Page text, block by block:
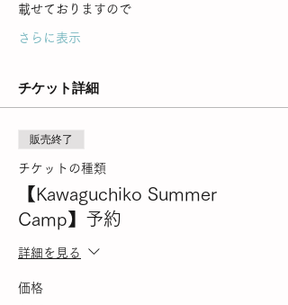
載せておりますので
さらに表示
チケット詳細
販売終了
チケットの種類
【Kawaguchiko Summer
Camp】予約
詳細を見る
価格